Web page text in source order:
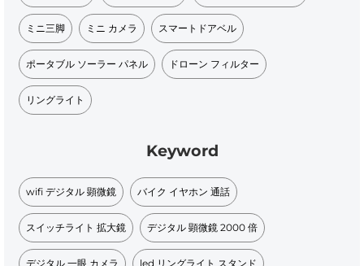
ミニ三脚 ミニ カメラ スマートドアベル
ポータブル ソーラー パネル​ ドローン フィルター
リングライト
Keyword
wifi デジタル 顕微鏡 バイク イヤホン 通話
スイッチライト 拡大鏡 デジタル 顕微鏡 2000 倍
デジタル 一眼 カメラ led リングライト スタンド